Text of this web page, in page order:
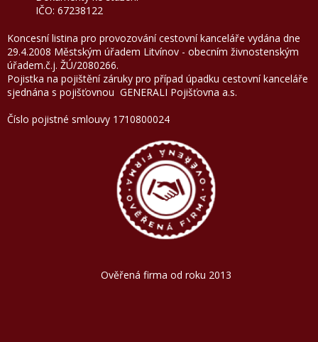
IČO: 67238122
Koncesní listina pro provozování cestovní kanceláře vydána dne
29.4.2008 Městským úřadem Litvínov - obecním živnostenským
úřadem.č.j. ŽÚ/2080266.
Pojistka na pojištění záruky pro případ úpadku cestovní kanceláře
sjednána s pojišťovnou GENERALI Pojišťovna
Číslo pojistné smlouvy 1710800024
Ověřená firma od roku 2013